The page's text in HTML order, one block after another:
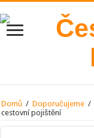
Domů / Doporučujeme /
cestovní pojištění